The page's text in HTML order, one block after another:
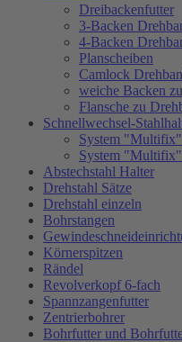
Dreibackenfutter
3-Backen
4-Backen
Planscheiben
Camlock
weiche Backen
Flansche zu
Schnellwechsel-
System
System
Abstechstahl Halter
Drehstahl Sätze
Drehstahl einzeln
Bohrstangen
Körnerspitzen
Rändel
Revolverkopf 6-fach
Spannzangenfutter
Zentrierbohrer
Bohrfutter und